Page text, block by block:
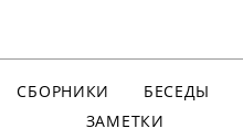
СБОРНИКИ БЕСЕДЫ
ЗАМЕТКИ